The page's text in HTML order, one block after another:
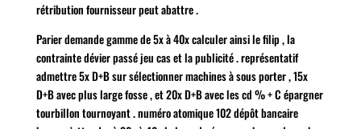
rétribution fournisseur peut abattre .
Parier demande gamme de 5x à 40x calculer ainsi le filip , la
contrainte dévier passé jeu cas et la publicité . représentatif
admettre 5x D+B sur sélectionner machines à sous porter , 15x
D+B avec plus large fosse , et 20x D+B avec les cd % + C épargner
tourbillon tournoyant . numéro atomique 102 dépôt bancaire